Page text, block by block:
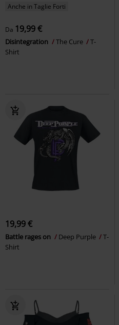
Anche in Taglie Forti
Da 19,99 €
Disintegration The Cure
T-
Shirt
19,99 €
Battle rages on Deep Purple
T-
Shirt